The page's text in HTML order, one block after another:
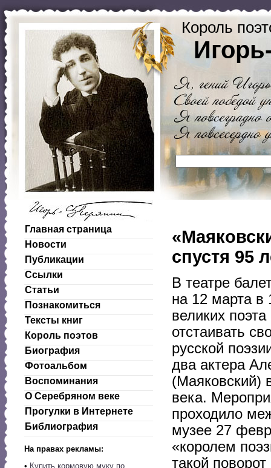
Король
Главная страница
Новости
Публикации
Ссылки
Статьи
Познакомиться
Тексты книг
Король поэтов
Биография
Фотоальбом
Воспоминания
О Серебряном веке
Прогулки в Интернете
Библиография
На правах рекламы:
• Купить кормовую муку по
спустя 95
В театре
на 12 марта в
великих
отстаивать
русской
два актера
(Маяковский)
века.
проходило
музее 27
«королем
такой